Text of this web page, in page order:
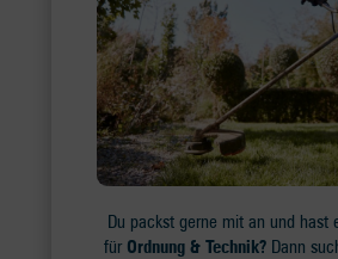
Du packst gerne mit an und hast
für Ordnung & Technik?Dann